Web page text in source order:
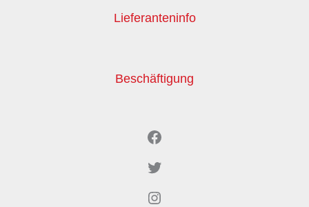
Lieferanteninfo
Beschäftigung
Facebook
Twitter
Instagram